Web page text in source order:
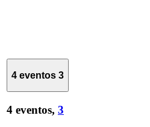
4 eventos 3
4 eventos, 3